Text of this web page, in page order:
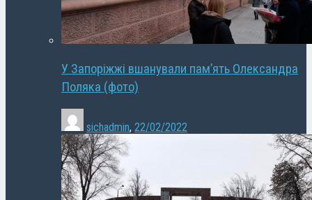
У Запоріжжі вшанували пам’ять Олександра
Поляка (фото)
sichadmin, 22/02/2022